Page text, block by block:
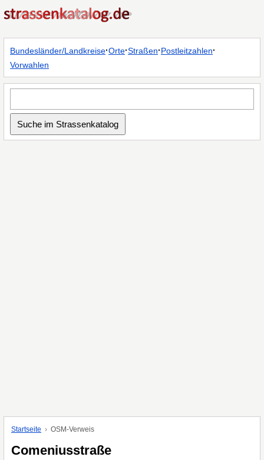
Bundesländer/Landkreise·Orte·Straßen·Postleitzahlen·
Vorwahlen
Startseite OSM-Verweis
Comeniusstraße